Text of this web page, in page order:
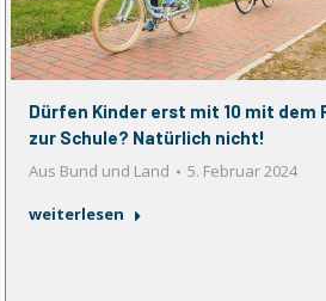
Dürfen Kinder erst mit 10 mit dem
zur Schule? Natürlich nicht!
Aus Bund und Land
5. Februar 2024
weiterlesen